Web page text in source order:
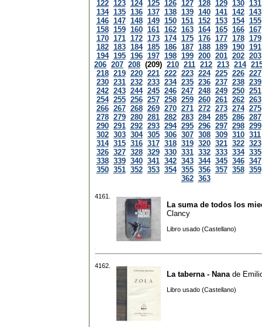
122 123 124 125 126 127 128 129 130 131
134 135 136 137 138 139 140 141 142 143
146 147 148 149 150 151 152 153 154 155
158 159 160 161 162 163 164 165 166 167
170 171 172 173 174 175 176 177 178 179
182 183 184 185 186 187 188 189 190 191
194 195 196 197 198 199 200 201 202 203
206 207 208 (209) 210 211 212 213 214
218 219 220 221 222 223 224 225 226 227
230 231 232 233 234 235 236 237 238 239
242 243 244 245 246 247 248 249 250 251
254 255 256 257 258 259 260 261 262 263
266 267 268 269 270 271 272 273 274 275
278 279 280 281 282 283 284 285 286 287
290 291 292 293 294 295 296 297 298 299
302 303 304 305 306 307 308 309 310 311
314 315 316 317 318 319 320 321 322 323
326 327 328 329 330 331 332 333 334 335
338 339 340 341 342 343 344 345 346 347
350 351 352 353 354 355 356 357 358 359
362 363
4161.
La suma de todos los
Clancy
Libro usado (Castellano)
4162.
La taberna - Nana de
Libro usado (Castellano)